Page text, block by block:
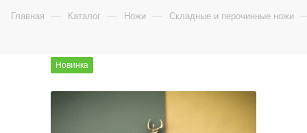
Главная — Каталог — Ножи — Складные и перочинные ножи
Новинка